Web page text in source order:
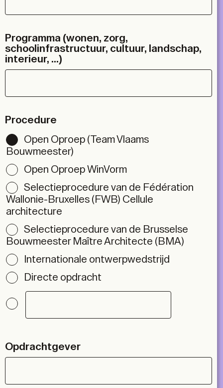
Programma (wonen, zorg,
schoolinfrastructuur, cultuur, landschap,
interieur, ...)
Procedure
Open Oproep (Team Vlaams
Bouwmeester)
Open Oproep WinVorm
Selectieprocedure van de Fédération
Wallonie-Bruxelles (FWB) Cellule
architecture
Selectieprocedure van de Brusselse
Bouwmeester Maître Architecte (BMA)
Internationale ontwerpwedstrijd
Directe opdracht
Opdrachtgever